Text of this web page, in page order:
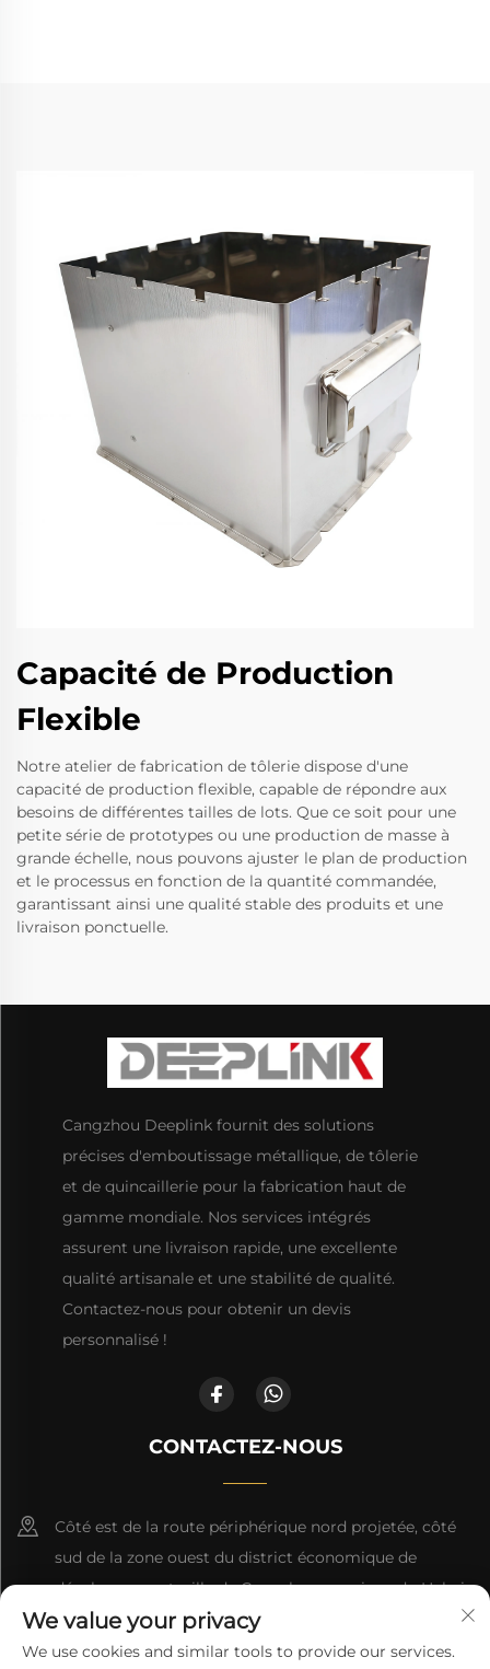
Capacité de Production
Flexible
Notre atelier de fabrication de tôlerie dispose d'une
capacité de production flexible, capable de répondre aux
besoins de différentes tailles de lots. Que ce soit pour une
petite série de prototypes ou une production de masse à
grande échelle, nous pouvons ajuster le plan de production
et le processus en fonction de la quantité commandée,
garantissant ainsi une qualité stable des produits et une
livraison ponctuelle.
Cangzhou Deeplink fournit des solutions
précises d'emboutissage métallique, de tôlerie
et de quincaillerie pour la fabrication haut de
gamme mondiale. Nos services intégrés
assurent une livraison rapide, une excellente
qualité artisanale et une stabilité de qualité.
Contactez-nous pour obtenir un devis
personnalisé !
CONTACTEZ-NOUS
Côté est de la route périphérique nord projetée, côté
sud de la zone ouest du district économique de
développement, ville de Cangzhou, province du Hebei
+86-18617745678
We value your privacy
We use cookies and similar tools to provide our services.